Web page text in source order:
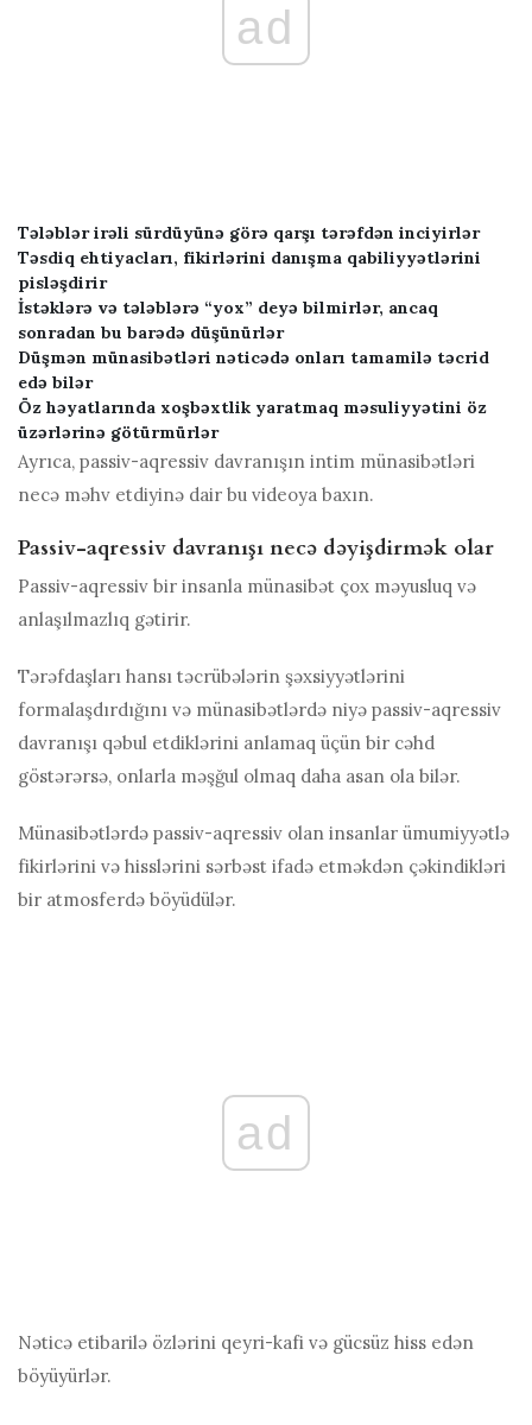
ad
Tələblər irəli sürdüyünə görə qarşı tərəfdən inciyirlər
Təsdiq ehtiyacları, fikirlərini danışma qabiliyyətlərini
pisləşdirir
İstəklərə və tələblərə “yox” deyə bilmirlər, ancaq
sonradan bu barədə düşünürlər
Düşmən münasibətləri nəticədə onları tamamilə təcrid
edə bilər
Öz həyatlarında xoşbəxtlik yaratmaq məsuliyyətini öz
üzərlərinə götürmürlər
Ayrıca, passiv-aqressiv davranışın intim münasibətləri
necə məhv etdiyinə dair bu videoya baxın.
Passiv-aqressiv davranışı necə dəyişdirmək olar
Passiv-aqressiv bir insanla münasibət çox məyusluq və
anlaşılmazlıq gətirir.
Tərəfdaşları hansı təcrübələrin şəxsiyyətlərini
formalaşdırdığını və münasibətlərdə niyə passiv-aqressiv
davranışı qəbul etdiklərini anlamaq üçün bir cəhd
göstərərsə, onlarla məşğul olmaq daha asan ola bilər.
Münasibətlərdə passiv-aqressiv olan insanlar ümumiyyətlə
fikirlərini və hisslərini sərbəst ifadə etməkdən çəkindikləri
bir atmosferdə böyüdülər.
ad
Nəticə etibarilə özlərini qeyri-kafi və gücsüz hiss edən
böyüyürlər.